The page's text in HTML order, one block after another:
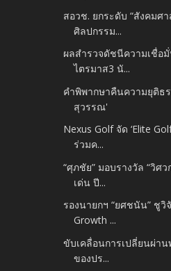
สอวช. ยกระดับ “สังคมศ
ศิลปกรรม...
ผลสำรวจดัชนีความเชื่อ
ไตรมาส3​ นั...
คำพิพากษาคืนความยุติธ
สุวรรณ'
Nexus Golf จัด ‘Elite
ร่วมค...
“ศุภชัย” มอบรางวัล “วิ
เด่น ปี...
รองนายกฯ “ยศชนัน” ชู
Growth ...
ขับเคลื่อนการเปลี่ยนผ่า
ของปร...